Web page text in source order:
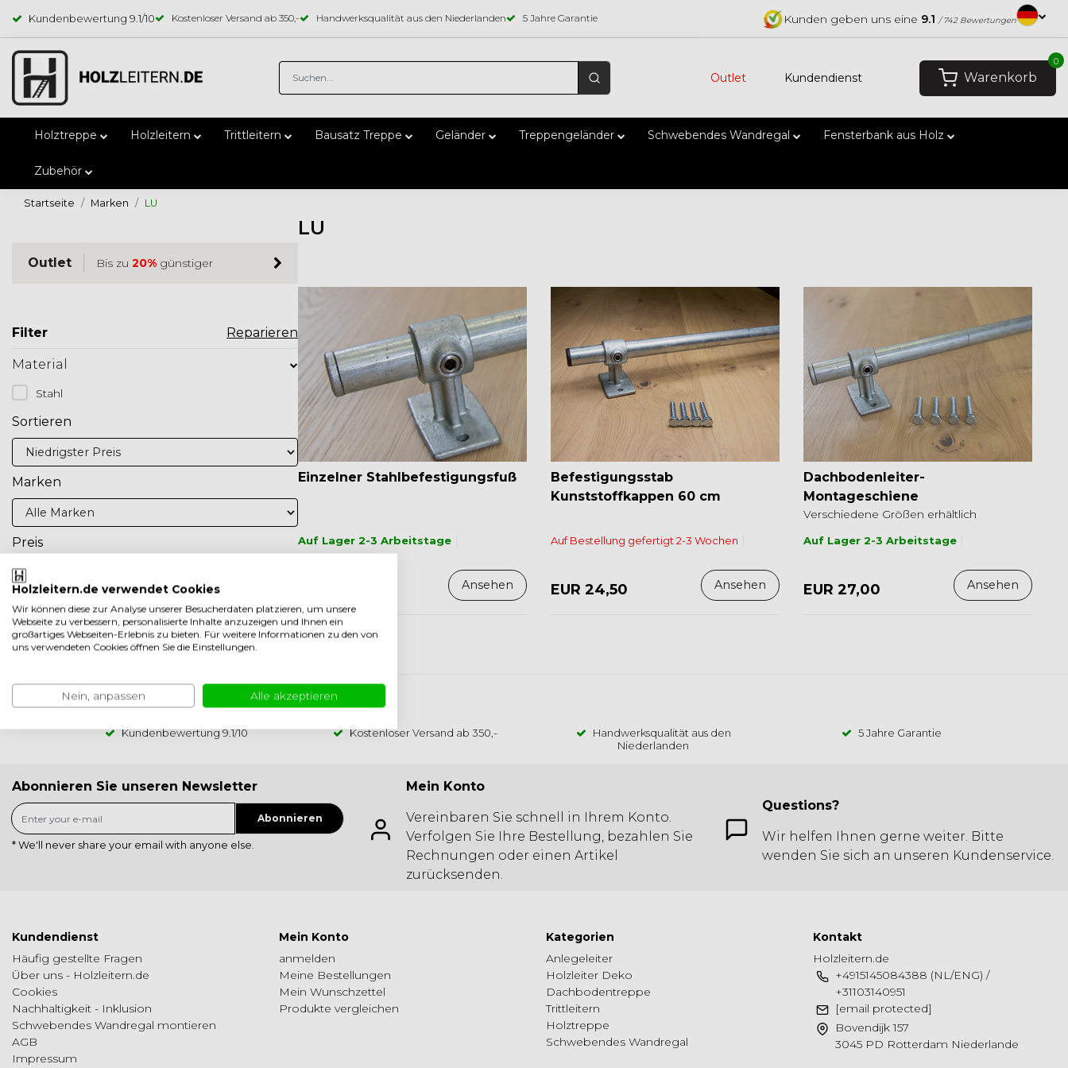
Kundenbewertung 9.1/10 Kostenloser Versand ab 350,- Handwerksqualität aus den Niederlanden 5 Jahre Garantie Kunden geben uns eine 9.1 / 742 Bewertungen
Outlet Kundendienst Warenkorb
0
Holztreppe Holzleitern Trittleitern Bausatz Treppe Geländer Treppengeländer Schwebendes Wandregal Fensterbank aus Holz
Zubehör
Startseite Marken LU
Outlet Bis zu 20% günstiger
Filter Reparieren
Material
Stahl
Sortieren
Marken
Preis
UVP
LU
Einzelner Stahlbefestigungsfuß
Auf Lager 2-3 Arbeitstage
Ansehen
Befestigungsstab
Kunststoffkappen 60 cm
Auf Bestellung gefertigt 2-3 Wochen
EUR 24,50 Ansehen
Dachbodenleiter-
Montageschiene
Verschiedene Größen erhältlich
Auf Lager 2-3 Arbeitstage
EUR 27,00 Ansehen
Kundenbewertung9.1/10 Kostenloser Versand ab 350,-
Handwerksqualität aus den
Niederlanden
5 Jahre Garantie
Abonnieren Sie unseren Newsletter
Abonnieren
* We'll never share your email with anyone else.
Mein Konto
Vereinbaren Sie schnell in Ihrem Konto.
Verfolgen Sie Ihre Bestellung, bezahlen Sie
Rechnungen oder einen Artikel
zurücksenden.
Questions?
Wir helfen Ihnen gerne weiter. Bitte
wenden Sie sich an unseren Kundenservice.
Kundendienst
Häufig gestellte Fragen
Über uns - Holzleitern.de
Cookies
Nachhaltigkeit - Inklusion
Schwebendes Wandregal montieren
AGB
Impressum
Mein Konto
anmelden
Meine Bestellungen
Mein Wunschzettel
Produkte vergleichen
Kategorien
Anlegeleiter
Holzleiter Deko
Dachbodentreppe
Trittleitern
Holztreppe
Schwebendes Wandregal
Kontakt
Holzleitern.de
+4915145084388 (NL/ENG) /
+31103140951
[email protected]
Bovendijk 157
3045 PD Rotterdam Niederlande
Holzleitern.de verwendet Cookies
Wir können diese zur Analyse unserer Besucherdaten platzieren, um unsere
Webseite zu verbessern, personalisierte Inhalte anzuzeigen und Ihnen ein
großartiges Webseiten-Erlebnis zu bieten. Für weitere Informationen zu den von
uns verwendeten Cookies öffnen Sie die Einstellungen.
Nein, anpassen Alle akzeptieren